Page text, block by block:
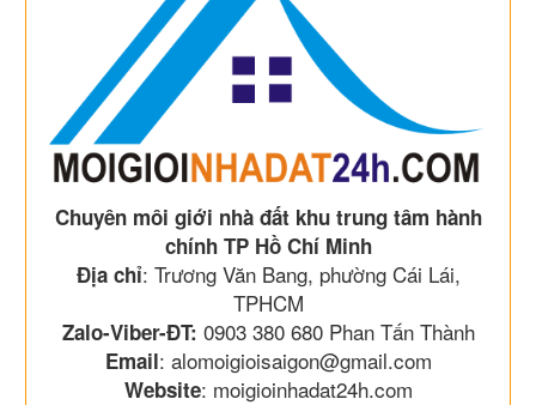
Chuyên môi giới nhà đất khu trung tâm hành
chính TP Hồ Chí Minh
Địa chỉ: Trương Văn Bang, phường Cái Lái,
TPHCM
Zalo-Viber-ĐT: 0903 380 680 Phan Tấn Thành
Email: alomoigioisaigon@gmail.com
Website: moigioinhadat24h.com